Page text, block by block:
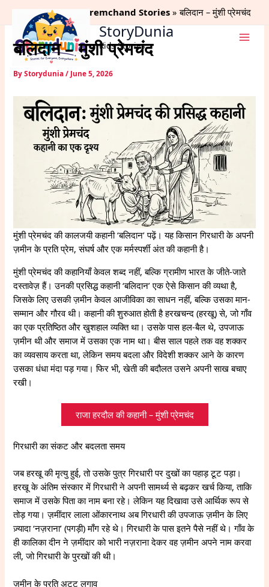
content
StoryDunia
Kids Stories
Home Munshi Premchand Stories बलिदान – मुंशी प्रेमचंद
बलिदान – मुंशी प्रेमचंद
ByStorydunia/ June 5, 2026
मुंशी प्रेमचंद की कालजयी कहानी ‘बलिदान’ पढ़ें। यह किसान गिरधारी के अपनी
ज़मीन के प्रति प्रेम, संघर्ष और एक मर्मस्पर्शी अंत की कहानी है।
मुंशी प्रेमचंद की कहानियाँ केवल शब्द नहीं, बल्कि ग्रामीण भारत के जीते-जाते
दस्तावेज़ हैं। उनकी प्रसिद्ध कहानी ‘बलिदान’ एक ऐसे किसान की व्यथा है,
जिसके लिए उसकी ज़मीन केवल आजीविका का साधन नहीं, बल्कि उसका मान-
सम्मान और गौरव थी। कहानी की शुरुआत होती है हरखचन्द (हरखू) से, जो गाँव
का एक प्रतिष्ठित और खुशहाल व्यक्ति था। उसके पास हल-बैल थे, उपजाऊ
ज़मीन थी और समाज में उसका एक नाम था। बीस साल पहले तक वह शक्कर
का व्यवसाय करता था, लेकिन समय बदला और विदेशी शक्कर आने के कारण
उसका धंधा मंदा पड़ गया। फिर भी, खेती की बदौलत उसने अपनी साख बचाए
रखी।
राजा हरदौल की कहानी – मुंशी प्रेमचंद
गिरधारी का संकट और बदलता समय
जब हरखू की मृत्यु हुई, तो उसके पुत्र गिरधारी पर दुखों का पहाड़ टूट पड़ा।
हरखू के अंतिम संस्कार में गिरधारी ने अपनी सामर्थ्य से बढ़कर खर्च किया, ताकि
समाज में उसके पिता का नाम बना रहे। लेकिन यह दिखावा उसे आर्थिक रूप से
तोड़ गया। ज़मींदार लाला ओंकारनाथ अब गिरधारी की उपजाऊ ज़मीन के लिए
ज़्यादा ‘नज़राना’ (पगड़ी) माँग रहे थे। गिरधारी के पास इतने पैसे नहीं थे। गाँव के
ही कालिका दीन ने ज़मींदार को भारी नज़राना देकर वह ज़मीन अपने नाम करवा
ली, जो गिरधारी के पुरखों की थी।
ज़मीन के प्रति अटूट लगाव